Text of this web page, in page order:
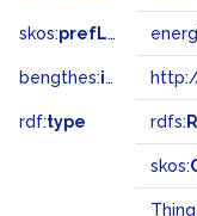
skos:prefLabel
bengthes:inSet
rdf:type rdfs:
skos:
Thing